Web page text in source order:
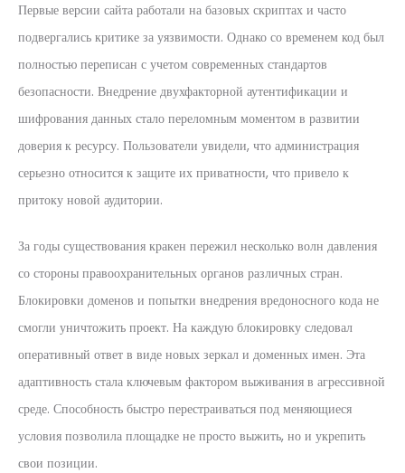
Первые версии сайта работали на базовых скриптах и часто
подвергались критике за уязвимости. Однако со временем код был
полностью переписан с учетом современных стандартов
безопасности. Внедрение двухфакторной аутентификации и
шифрования данных стало переломным моментом в развитии
доверия к ресурсу. Пользователи увидели, что администрация
серьезно относится к защите их приватности, что привело к
притоку новой аудитории.
За годы существования кракен пережил несколько волн давления
со стороны правоохранительных органов различных стран.
Блокировки доменов и попытки внедрения вредоносного кода не
смогли уничтожить проект. На каждую блокировку следовал
оперативный ответ в виде новых зеркал и доменных имен. Эта
адаптивность стала ключевым фактором выживания в агрессивной
среде. Способность быстро перестраиваться под меняющиеся
условия позволила площадке не просто выжить, но и укрепить
свои позиции.